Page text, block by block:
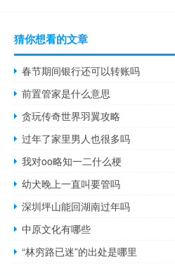
猜你想看的文章
春节期间银行还可以转账吗
前置管家是什么意思
贪玩传奇世界羽翼攻略
过年了家里男人也很多吗
我对oo略知一二什么梗
幼犬晚上一直叫要管吗
深圳坪山能回湖南过年吗
中原文化有哪些
“林穷路已迷”的出处是哪里